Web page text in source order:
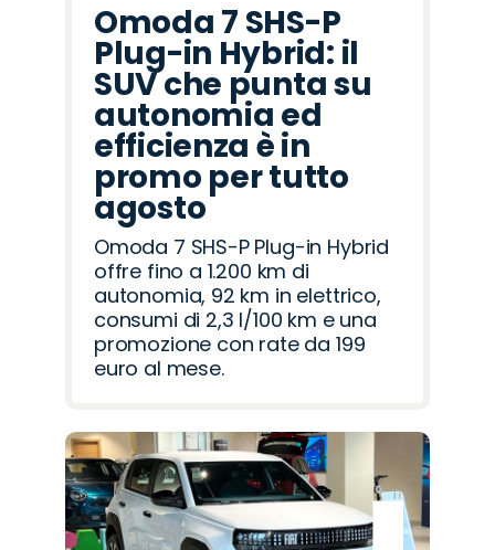
Omoda 7 SHS-P
Plug-in Hybrid: il
SUV che punta su
autonomia ed
efficienza è in
promo per tutto
agosto
Omoda 7 SHS-P Plug-in Hybrid
offre fino a 1.200 km di
autonomia, 92 km in elettrico,
consumi di 2,3 l/100 km e una
promozione con rate da 199
euro al mese.